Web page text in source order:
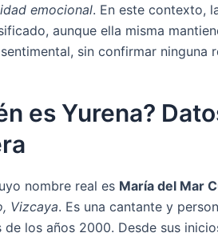
emocional. En este contexto,
aunque ella misma
sin confirmar ninguna
es Yurena?
nombre real es María del Mar
Vizcaya. Es una cantante y
de los años 2000. Desde sus